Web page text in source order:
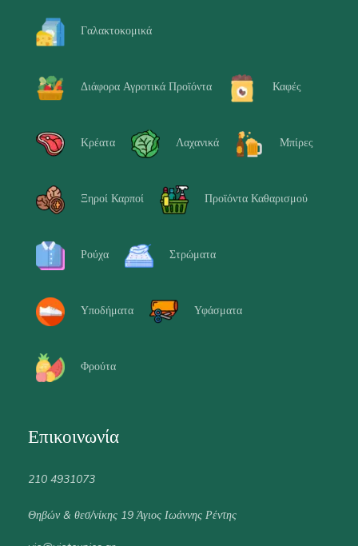
Γαλακτοκομικά
Διάφορα Αγροτικά Προϊόντα Καφές
Κρέατα Λαχανικά Μπίρες
Ξηροί Καρποί Προϊόντα Καθαρισμού
Ρούχα Στρώματα
Υποδήματα Υφάσματα
Φρούτα
Επικοινωνία
210 4931073
Θηβών & θεσ/νίκης 19 Άγιος Ιωάννης Ρέντης